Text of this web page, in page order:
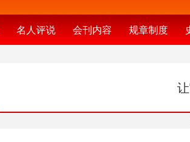
名人评说 会刊内容 规章制度